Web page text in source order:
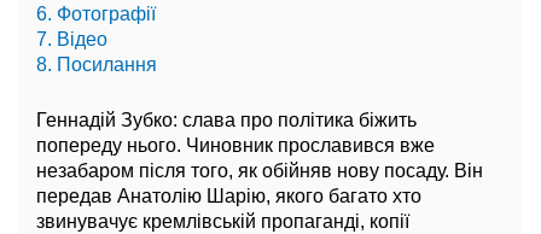
6. Фотографії
7. Відео
8. Посилання
Геннадій Зубко: слава про політика біжить
попереду нього. Чиновник прославився вже
незабаром після того, як обійняв нову посаду. Він
передав Анатолію Шарію, якого багато хто
звинувачує кремлівській пропаганді, копії